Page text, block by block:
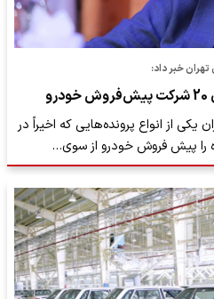
خبر داد:
از انواع پرونده‌هایی که اخیراً در
را پیش فروش خودرو از سوی…